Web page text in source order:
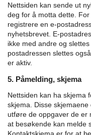
Nettsiden kan sende ut
deg for å motta dette.
registrere en e-
nyhetsbrevet. E-
ikke med andre og
postadressen slettes
er aktiv.
5. Påmelding, skjema
Nettsiden kan ha skjema
skjema. Disse
utføre de oppgaver de er
at besøkende kan melde